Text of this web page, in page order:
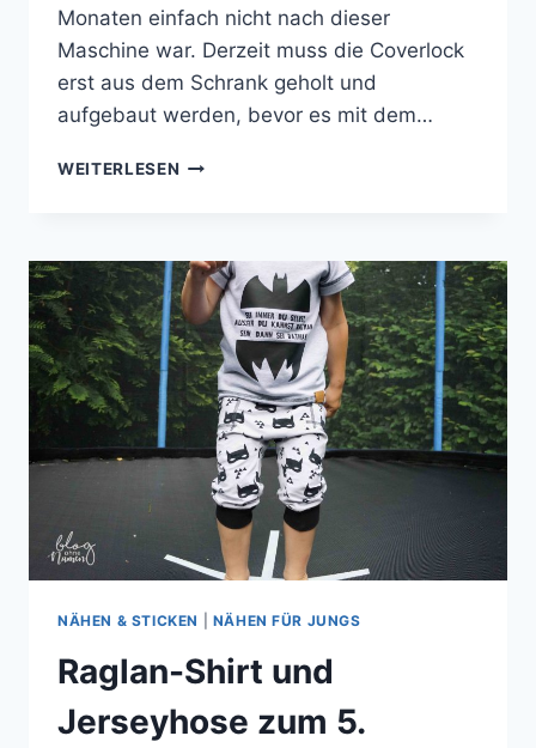
Monaten einfach nicht nach dieser
Maschine war. Derzeit muss die Coverlock
erst aus dem Schrank geholt und
aufgebaut werden, bevor es mit dem…
WEITERLESEN [COVERLOCK-
OUTFIT
FÜR
DEN
SOMMER
NÄHEN & STICKEN NÄHEN FÜR JUNGS
Raglan-Shirt und
Jerseyhose zum 5.